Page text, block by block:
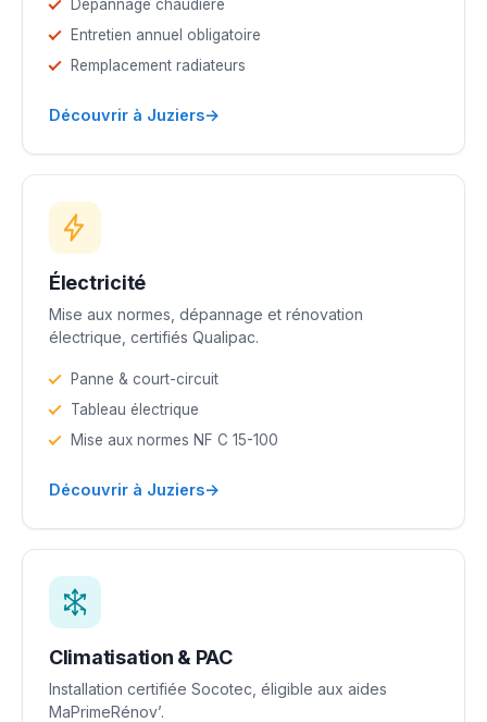
Dépannage chaudière
Entretien annuel obligatoire
Remplacement radiateurs
Découvrir à Juziers→
Électricité
Mise aux normes, dépannage et rénovation
électrique, certifiés Qualipac.
Panne & court-circuit
Tableau électrique
Mise aux normes NF C 15-100
Découvrir à Juziers→
Climatisation & PAC
Installation certifiée Socotec, éligible aux aides
MaPrimeRénov’.